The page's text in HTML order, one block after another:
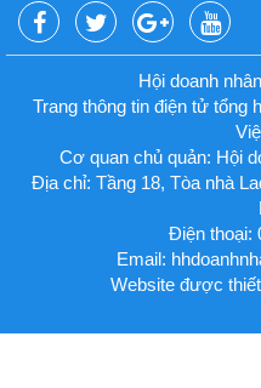
Hội doanh
Trang thông tin điện tử tổng
Cơ quan chủ quản: Hội
Địa chỉ: Tầng 18, Tòa nhà
Điện thoại:
Email:
Website được